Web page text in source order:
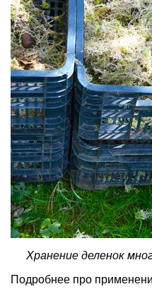
Хранение деленок
Подробнее про